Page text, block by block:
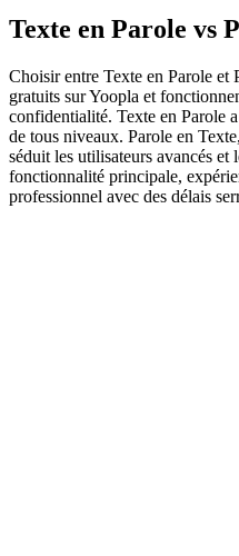
Texte en Parole vs
Choisir entre Texte en Parole et
gratuits sur Yoopla et
confidentialité. Texte en Parole
de tous niveaux. Parole en
séduit les utilisateurs avancés
fonctionnalité principale,
professionnel avec des délais